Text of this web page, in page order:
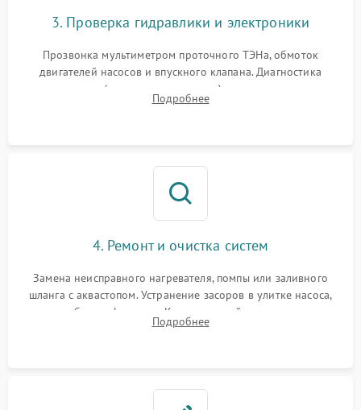
3. Проверка гидравлики и электроники
Прозвонка мультиметром проточного ТЭНа, обмоток
двигателей насосов и впускного клапана. Диагностика
прессостата (датчика уровня воды), датчика мутности,
концевика дверцы и электронного модуля управления.
Подробнее
4. Ремонт и очистка систем
Замена неисправного нагревателя, помпы или заливного
шланга с аквастопом. Устранение засоров в улитке насоса,
патрубках и фильтрах. Компонентный ремонт платы
управления, восстановление поврежденной проводки.
Подробнее